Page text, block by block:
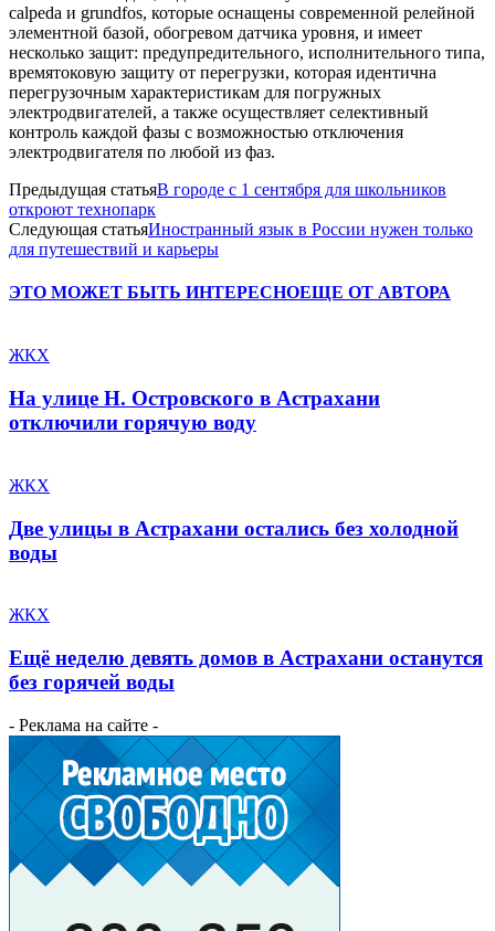
calpeda и grundfos, которые оснащены современной релейной
элементной базой, обогревом датчика уровня, и имеет
несколько защит: предупредительного, исполнительного типа,
времятоковую защиту от перегрузки, которая идентична
перегрузочным характеристикам для погружных
электродвигателей, а также осуществляет селективный
контроль каждой фазы с возможностью отключения
электродвигателя по любой из фаз.
Предыдущая статьяВ городе с 1 сентября для школьников
откроют технопарк
Следующая статьяИностранный язык в России нужен только
для путешествий и карьеры
ЭТО МОЖЕТ БЫТЬ ИНТЕРЕСНОЕЩЕ ОТ АВТОРА
ЖКХ
На улице Н. Островского в Астрахани
отключили горячую воду
ЖКХ
Две улицы в Астрахани остались без холодной
воды
ЖКХ
Ещё неделю девять домов в Астрахани останутся
без горячей воды
- Реклама на сайте -